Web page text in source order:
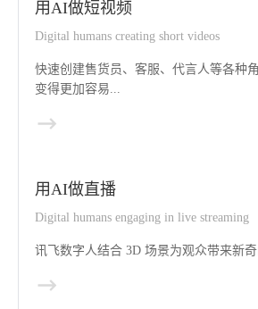
用AI做短视频
Digital humans creating short videos
快速创建售货员、客服、代言人等各种
变得更加容易...
用AI做直播
Digital humans engaging in live streaming
讯飞数字人结合 3D 场景为观众带来新奇